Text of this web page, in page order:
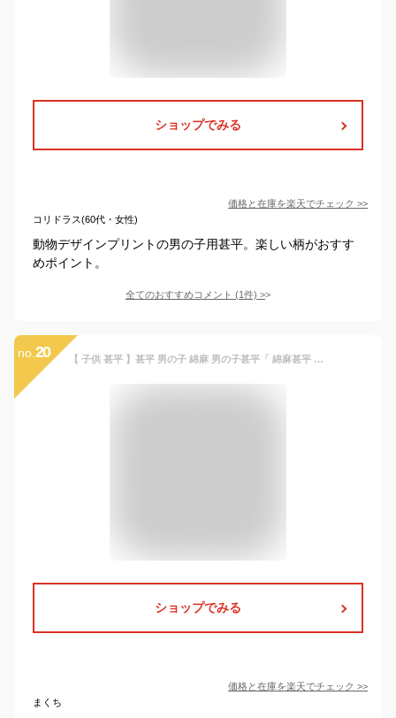
ショップでみる
価格と在庫を楽天でチェック >>
コリドラス(60代・女性)
動物デザインプリントの男の子用甚平。楽しい柄がおすす
めポイント。
全てのおすすめコメント (1件) >
no. 20 【 子供 甚平 】甚平 男の子 綿麻 男の子甚平「 綿麻甚平 全16色全6サイズ 」子供甚平 90cm 100cm 110cm 120cm 130cm 140cm 麻綿で涼しい 無地 縞 ボーダー ストライプ ブラック ネイビー ホワイト キッズ【メール便不可】
ショップでみる
価格と在庫を楽天でチェック >>
まくち